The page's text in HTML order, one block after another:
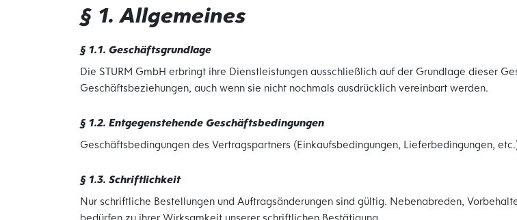
§ 1. Allgemeines
§ 1.1. Geschäftsgrundlage
Die STURM GmbH erbringt ihre Dienstleistungen ausschließlich auf der Grundlage dieser
Geschäftsbeziehungen, auch wenn sie nicht nochmals ausdrücklich vereinbart werden.
§ 1.2. Entgegenstehende Geschäftsbedingungen
Geschäftsbedingungen des Vertragspartners (Einkaufsbedingungen, Lieferbedingungen,
§ 1.3. Schriftlichkeit
Nur schriftliche Bestellungen und Auftragsänderungen sind gültig. Nebenabreden,
bedürfen zu ihrer Wirksamkeit unserer schriftlichen Bestätigung.